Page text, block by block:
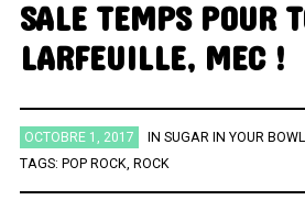
ÉTIQUETTES
AFRICA AFROBEAT AMERICANA
BRAZIL
BRITPOP
SALE TEMPS POUR
LARFEUILLE, MEC !
OCTOBRE 1, 2017 IN SUGAR IN YOUR BOWL
TAGS: POP ROCK, ROCK